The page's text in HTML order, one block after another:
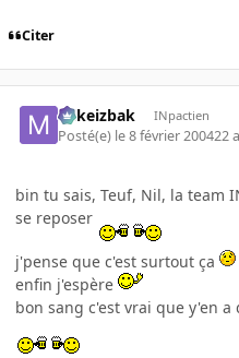
Citer
Mikeizbak INpactien
Posté(e) le 8 février 200422 a
bin tu sais, Teuf, Nil, la team
se reposer
j'pense que c'est surtout ça
enfin j'espère
bon sang c'est vrai que y'en